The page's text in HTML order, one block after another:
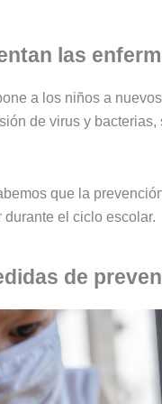
las
a los niños a
de virus y
que la
el ciclo escolar.
de